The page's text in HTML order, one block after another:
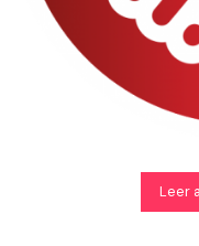
Leer